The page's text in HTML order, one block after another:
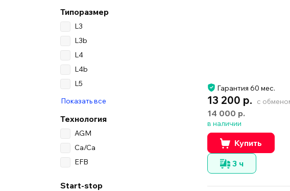
Типоразмер
L3
L3b
L4
L4b
L5
Показать все
Технология
AGM
Ca/Ca
EFB
Start-stop
Гарантия 60 мес.
13 200 р. с
14 000 р.
в наличии
Купить
3 ч